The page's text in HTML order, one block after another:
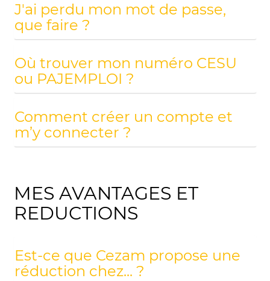
J'ai perdu mon mot de passe,
que faire ?
Où trouver mon numéro CESU
ou PAJEMPLOI ?
Comment créer un compte et
m’y connecter ?
MES AVANTAGES ET
REDUCTIONS
Est-ce que Cezam propose une
réduction chez... ?